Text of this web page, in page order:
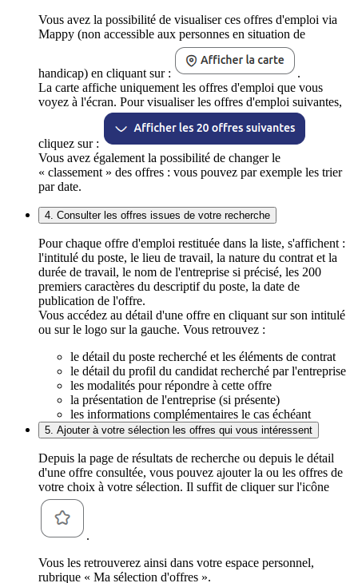
Vous avez la possibilité de visualiser ces offres d'emploi via
Mappy (non accessible aux personnes en situation de
handicap) en cliquant sur :
.
La carte affiche uniquement les offres d'emploi que vous
voyez à l'écran. Pour visualiser les offres d'emploi suivantes,
cliquez sur :
Vous avez également la possibilité de changer le
« classement » des offres : vous pouvez par exemple les trier
par date.
4. Consulter les offres issues de votre recherche
Pour chaque offre d'emploi restituée dans la liste, s'affichent :
l'intitulé du poste, le lieu de travail, la nature du contrat et la
durée de travail, le nom de l'entreprise si précisé, les 200
premiers caractères du descriptif du poste, la date de
publication de l'offre.
Vous accédez au détail d'une offre en cliquant sur son intitulé
ou sur le logo sur la gauche. Vous retrouvez :
le détail du poste recherché et les éléments de contrat
le détail du profil du candidat recherché par l'entreprise
les modalités pour répondre à cette offre
la présentation de l'entreprise (si présente)
les informations complémentaires le cas échéant
5. Ajouter à votre sélection les offres qui vous intéressent
Depuis la page de résultats de recherche ou depuis le détail
d'une offre consultée, vous pouvez ajouter la ou les offres de
votre choix à votre sélection. Il suffit de cliquer sur l'icône
.
Vous les retrouverez ainsi dans votre espace personnel,
rubrique « Ma sélection d'offres ».